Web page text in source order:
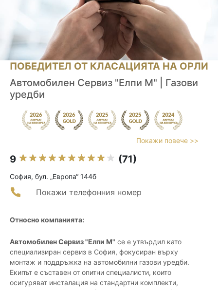
ПОБЕДИТЕЛ ОТ КЛАСАЦИЯТА НА ОРЛИ
Автомобилен Сервиз "Елпи М" | Газови
уредби
Покажи повече >>
9 (71)
София, бул. „Европа“ 144б
Покажи телефонния номер
Относно компанията:
Автомобилен Сервиз "Елпи М" се е утвърдил като
специализиран сервиз в София, фокусиран върху
монтаж и поддръжка на автомобилни газови уредби.
Екипът е съставен от опитни специалисти, които
осигуряват инсталация на стандартни комплекти,